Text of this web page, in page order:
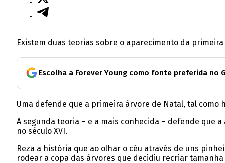
Existem duas teorias sobre o aparecimento da
Escolha a Forever Young como fonte preferida no
Uma defende que a primeira árvore de Natal, tal como
A segunda teoria – e a mais conhecida – defende que
no século XVI.
Reza a história que ao olhar o céu através de uns
rodear a copa das árvores que decidiu recriar